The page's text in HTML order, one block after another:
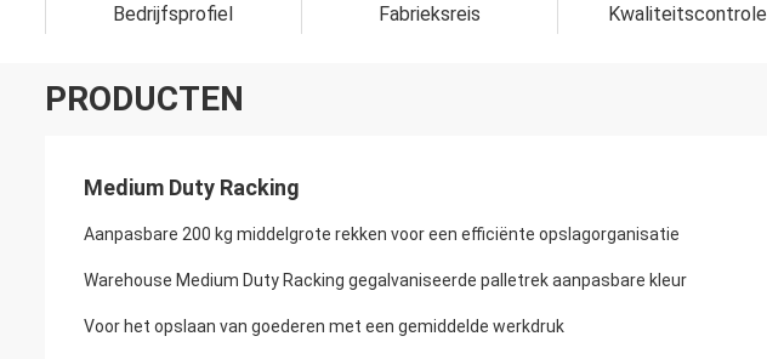
Bedrijfsprofiel Fabrieksreis Kwaliteitscontrole
PRODUCTEN
Medium Duty Racking
Aanpasbare 200 kg middelgrote rekken voor een efficiënte opslagorganisatie
Warehouse Medium Duty Racking gegalvaniseerde palletrek aanpasbare kleur
Voor het opslaan van goederen met een gemiddelde werkdruk